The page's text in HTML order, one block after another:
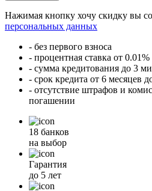
Нажимая кнопку хочу скидку вы
персональных данных
- без первого взноса
- процентная ставка от 0.01%
- сумма кредитования до 3
- срок кредита от 6 месяцев
- отсутствие штрафов и
погашении
18 банков
на выбор
Гарантия
до 5 лет